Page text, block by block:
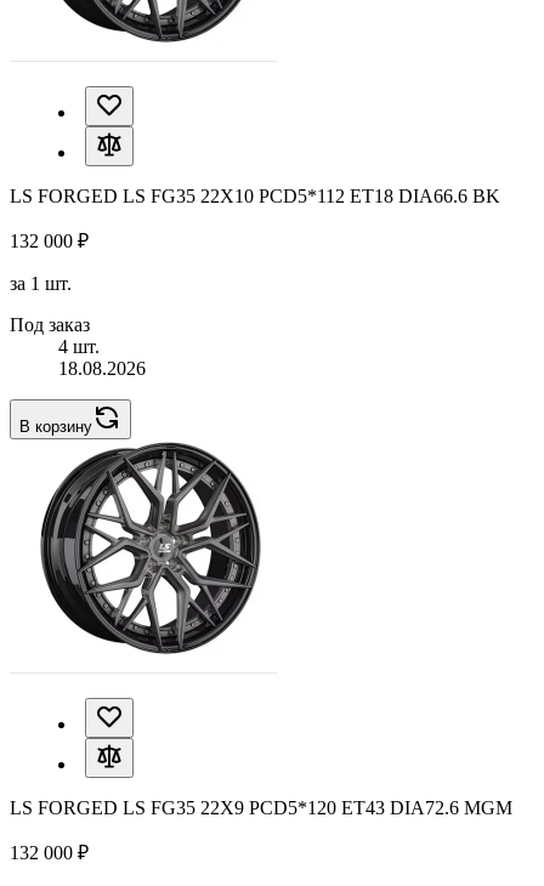
LS FORGED LS FG35 22X10 PCD5*112 ET18 DIA66.6 BK
132 000 ₽
за 1 шт.
Под заказ
4 шт.
18.08.2026
В корзину
LS FORGED LS FG35 22X9 PCD5*120 ET43 DIA72.6 MGM
132 000 ₽